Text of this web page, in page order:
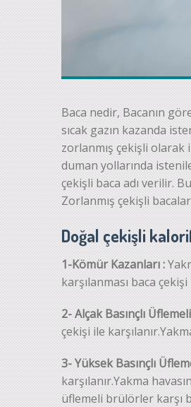
Baca nedir, Bacanın
sıcak gazın kazanda
zorlanmış çekişli olarak
duman yollarında
çekişli baca adı verilir.
Zorlanmış çekişli
Doğal çekişli
1-Kömür Kazanları :
karşılanması baca
2- Alçak Basınçlı
çekişi ile
3- Yüksek Basınçlı
karşılanır.Yakma
üflemeli brülörler karşı